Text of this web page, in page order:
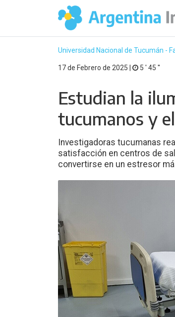
Universidad Nacional de Tucumán -
17 de Febrero de 2025 | 5 ′ 45 ′′
Estudian la
tucumanos y
Investigadoras tucumanas
satisfacción en centros de
convertirse en un estresor